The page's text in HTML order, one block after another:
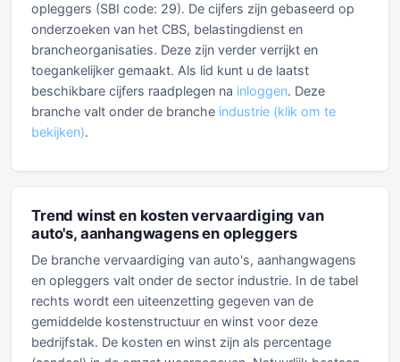
opleggers (SBI code: 29). De cijfers zijn gebaseerd op
onderzoeken van het CBS, belastingdienst en
brancheorganisaties. Deze zijn verder verrijkt en
toegankelijker gemaakt. Als lid kunt u de laatst
beschikbare cijfers raadplegen na inloggen. Deze
branche valt onder de branche industrie (klik om te
bekijken).
Trend winst en kosten vervaardiging van
auto's, aanhangwagens en opleggers
De branche vervaardiging van auto's, aanhangwagens
en opleggers valt onder de sector industrie. In de tabel
rechts wordt een uiteenzetting gegeven van de
gemiddelde kostenstructuur en winst voor deze
bedrijfstak. De kosten en winst zijn als percentage